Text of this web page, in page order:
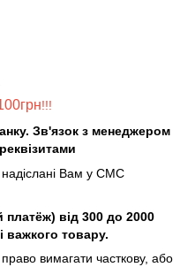
!!!
Зв'язок з менеджером
надіслані Вам у СМС
від 300 до 2000
важкого товару.
вимагати часткову, або